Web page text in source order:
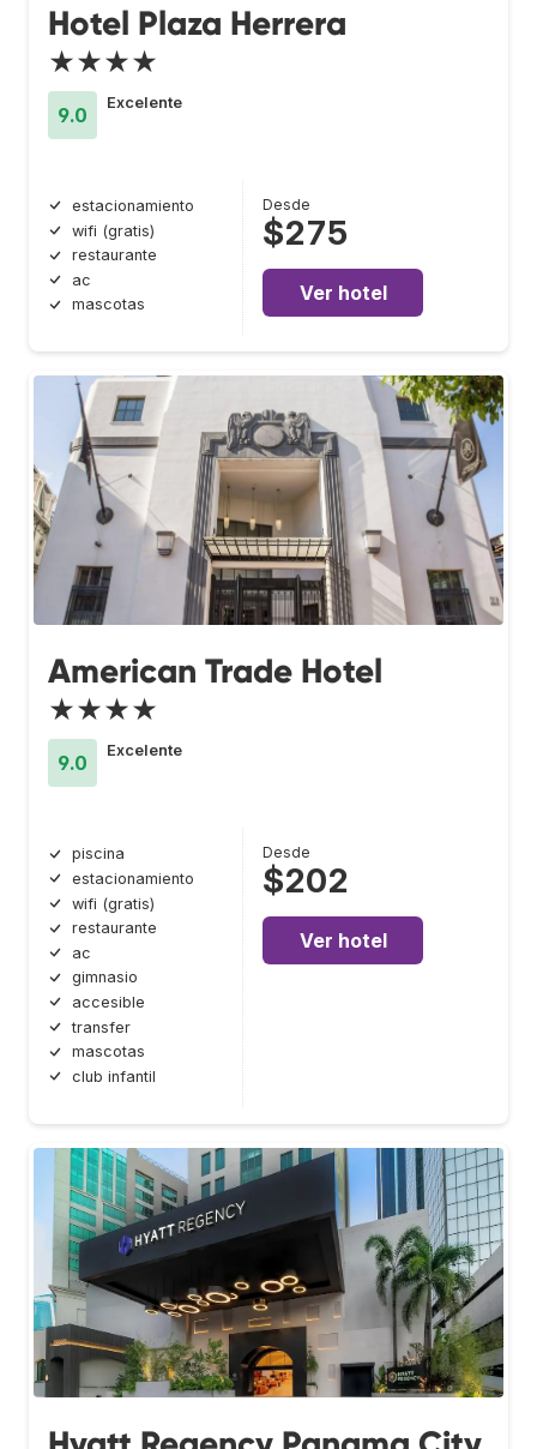
Hotel Plaza Herrera
★★★★
9.0
Excelente
estacionamiento
wifi (gratis)
restaurante
ac
mascotas
Desde
$275
Ver hotel
American Trade Hotel
★★★★
9.0
Excelente
piscina
estacionamiento
wifi (gratis)
restaurante
ac
gimnasio
accesible
transfer
mascotas
club infantil
Desde
$202
Ver hotel